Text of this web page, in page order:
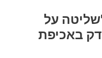
על
באכיפת